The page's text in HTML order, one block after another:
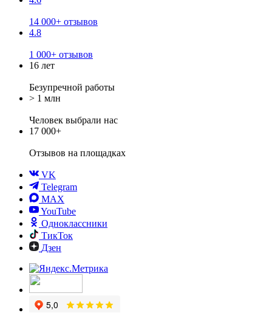
14 000+ отзывов
4.8
1 000+ отзывов
16 лет
Безупречной работы
> 1 млн
Человек выбрали нас
17 000+
Отзывов на площадках
VK
Telegram
MAX
YouTube
Одноклассники
ТикТок
Дзен